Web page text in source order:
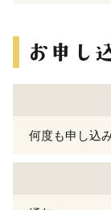
何度も申し込